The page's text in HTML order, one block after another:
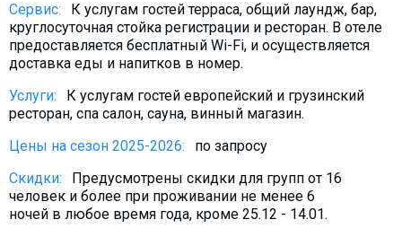
Сервис:
К услугам гостей терраса, общий лаундж, бар,
круглосуточная стойка регистрации и ресторан. В отеле
предоставляется бесплатный Wi-Fi, и осуществляется
доставка еды и напитков в номер.
Услуги:
К услугам гостей европейский и грузинский
ресторан, спа салон, сауна, винный магазин.
Цены на сезон 2025-2026:
по запросу
Скидки:
Предусмотрены скидки для групп от 16
человек и более при проживании не менее 6
ночей в любое время года, кроме 25.12 - 14.01.